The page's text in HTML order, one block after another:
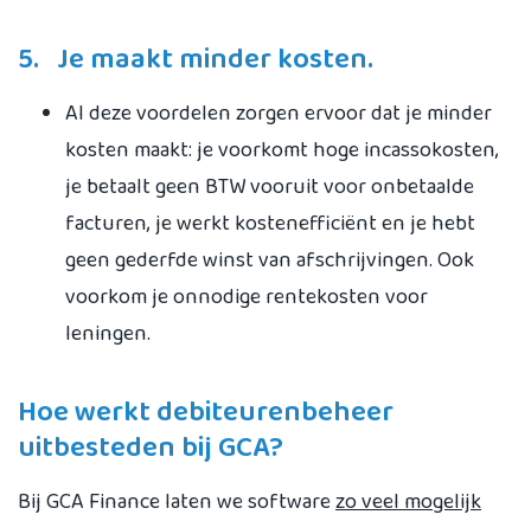
5. Je maakt minder kosten.
Al deze voordelen zorgen ervoor dat je minder
kosten maakt: je voorkomt hoge incassokosten,
je betaalt geen BTW vooruit voor onbetaalde
facturen, je werkt kostenefficiënt en je hebt
geen gederfde winst van afschrijvingen. Ook
voorkom je onnodige rentekosten voor
leningen.
Hoe werkt debiteurenbeheer
uitbesteden bij GCA?
Bij GCA Finance laten we softwarezo veel mogelijk